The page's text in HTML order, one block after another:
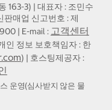
163-3) | 대표자 : 조민수
판매업 신고번호 : 제
| E-mail : 고객센터
인 정보 보호책임자 : 한
) | 호스팅제공자 :
운영(심사받지 않은 물